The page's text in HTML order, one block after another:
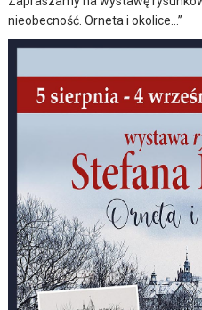
nieobecność. Orneta i okolice…”